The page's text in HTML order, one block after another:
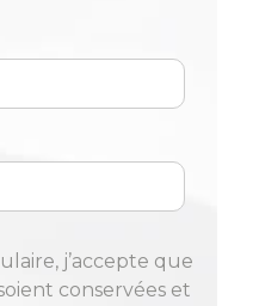
j’accepte que
conservées et